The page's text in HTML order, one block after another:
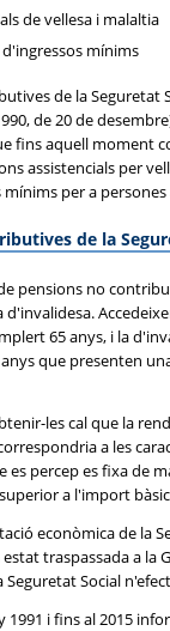
de vellesa i malaltia
mínims
de la Seguretat
de 20 de
fins aquell moment
assistencials per
per a
de la
pensions no
d'invalidesa.
65 anys, i la
que presenten
les cal que la
a les
es percep es fixa de
a l'import
econòmica de la
traspassada a la
Seguretat Social
1991 i fins al 2015